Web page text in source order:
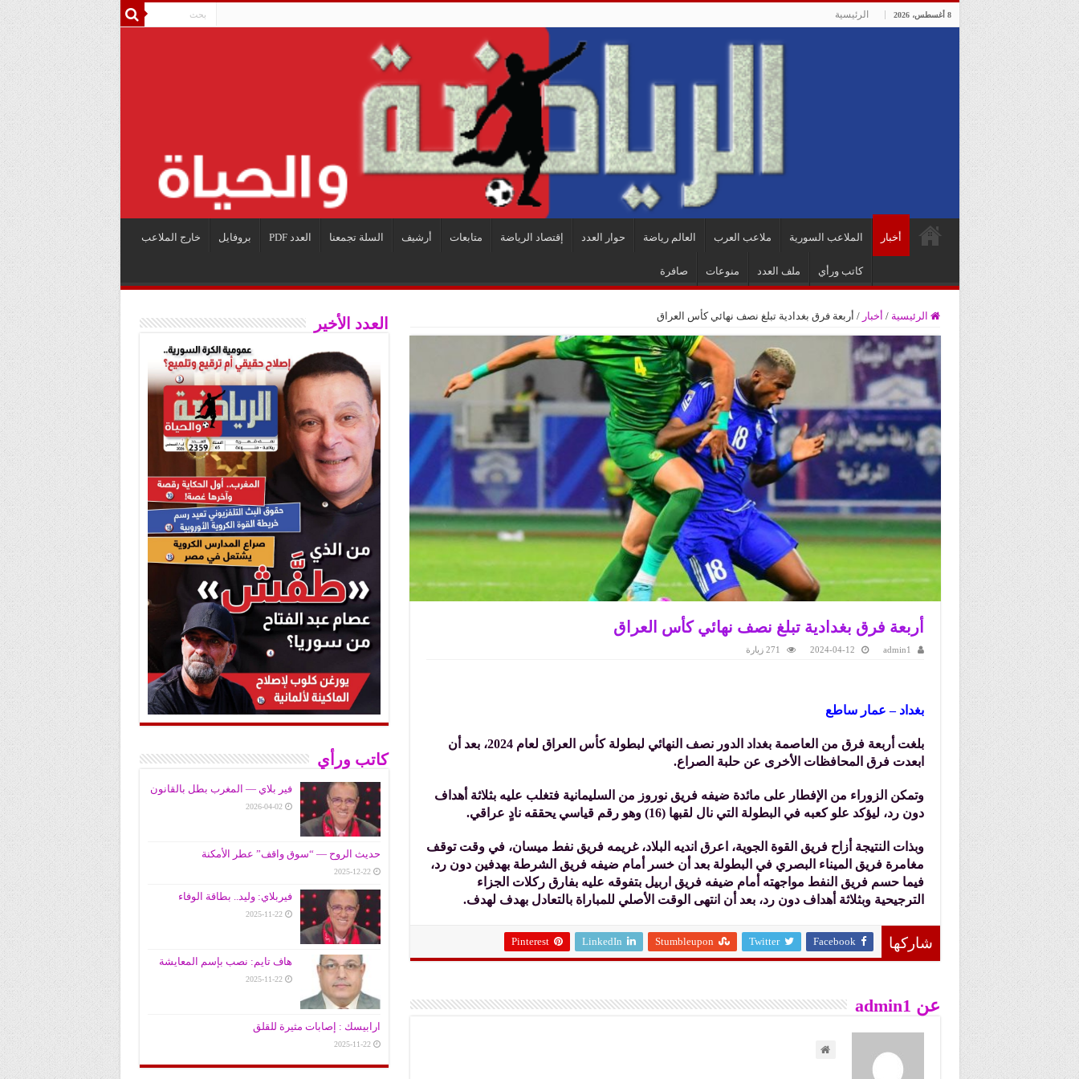
8 أغسطس، 2026 الرئيسية
أخبار الملاعب السورية ملاعب العرب العالم رياضة حوار العدد إقتصاد الرياضة متابعات أرشيف السلة تجمعنا العدد PDF بروفايل خارج الملاعب
كاتب ورأي ملف العدد منوعات صافرة
الرئيسية / أخبار / أربعة فرق بغدادية تبلغ نصف نهائي كأس العراق
أربعة فرق بغدادية تبلغ نصف نهائي كأس العراق
admin1
2024-04-12 271 زيارة
بغداد – عمار ساطع
بلغت أربعة فرق من العاصمة بغداد الدور نصف النهائي لبطولة كأس العراق لعام 2024، بعد أن
ابعدت فرق المحافظات الأخرى عن حلبة الصراع.
وتمكن الزوراء من الإفطار على مائدة ضيفه فريق نوروز من السليمانية فتغلب عليه بثلاثة أهداف
دون رد، ليؤكد علو كعبه في البطولة التي نال لقبها (16) وهو رقم قياسي يحققه نادٍ عراقي.
وبذات النتيجة أزاح فريق القوة الجوية، اعرق انديه البلاد، غريمه فريق نفط ميسان، في وقت توقف
مغامرة فريق الميناء البصري في البطولة بعد أن خسر أمام ضيفه فريق الشرطة بهدفين دون رد،
فيما حسم فريق النفط مواجهته أمام ضيفه فريق اربيل بتفوقه عليه بفارق ركلات الجزاء
الترجيحية وبثلاثة أهداف دون رد، بعد أن انتهى الوقت الأصلي للمباراة بالتعادل بهدف لهدف.
شاركها Facebook
Twitter
Stumbleupon
LinkedIn
Pinterest
عن admin1
العدد الأخير
كاتب ورأي
فير بلاي — المغرب بطل بالقانون
2026-04-02
حديث الروح — “سوق واقف” عطر الأمكنة
2025-12-22
فيربلاي: وليد.. بطاقة الوفاء
2025-11-22
هاف تايم: نصب بإسم المعايشة
2025-11-22
ارابيسك : إصابات مثيرة للقلق
2025-11-22